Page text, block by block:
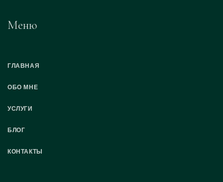
Меню
ГЛАВНАЯ
ОБО МНЕ
УСЛУГИ
БЛОГ
КОНТАКТЫ